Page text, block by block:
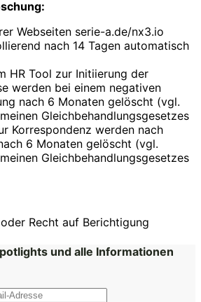
Webseiten serie-a.de/nx3.io
nach 14 Tagen automatisch
HR Tool zur Initiierung der
werden bei einem negativen
nach 6 Monaten gelöscht (vgl.
Gleichbehandlungsgesetzes
Korrespondenz werden nach
6 Monaten gelöscht (vgl.
Gleichbehandlungsgesetzes
Recht auf Berichtigung
und alle Informationen